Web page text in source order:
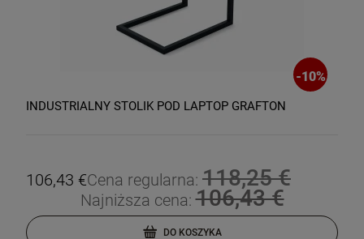
-10%
INDUSTRIALNY STOLIK POD LAPTOP GRAFTON
106,43 €Cena regularna: 118,25 €
Najniższa cena:106,43 €
DO KOSZYKA